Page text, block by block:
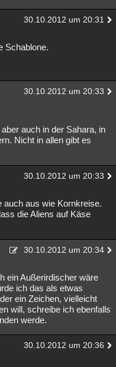
30.10.2012 um 20:31
Schablone.
30.10.2012 um 20:33
auch in der Sahara, in
Nicht in allen gibt es
30.10.2012 um 20:33
auch aus wie Kornkreise.
die Aliens auf Käse
30.10.2012 um 20:34
ein Außerirdischer wäre
ich das als etwas
ein Zeichen, vielleicht
will, schreibe ich ebenfalls
werde.
30.10.2012 um 20:36